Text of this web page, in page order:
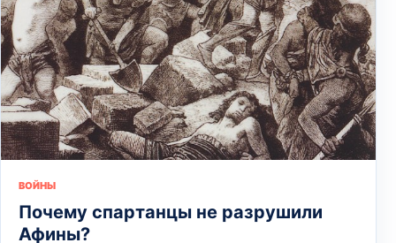
ВОЙНЫ
Почему спартанцы не разрушили
Афины?